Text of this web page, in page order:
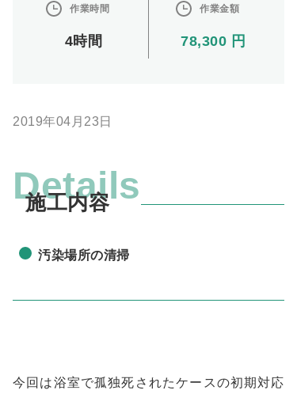
作業時間
4時間
作業金額
78,300 円
2019年04月23日
Details
施工内容
汚染場所の清掃
今回は浴室で孤独死されたケースの初期対応